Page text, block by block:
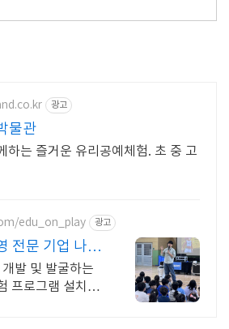
광고
물관
하는 즐거운 유리공예체험. 초 중 고
edu_on_play 광고
전문 기업 나라
발 및 발굴하는
프로그램 설치,